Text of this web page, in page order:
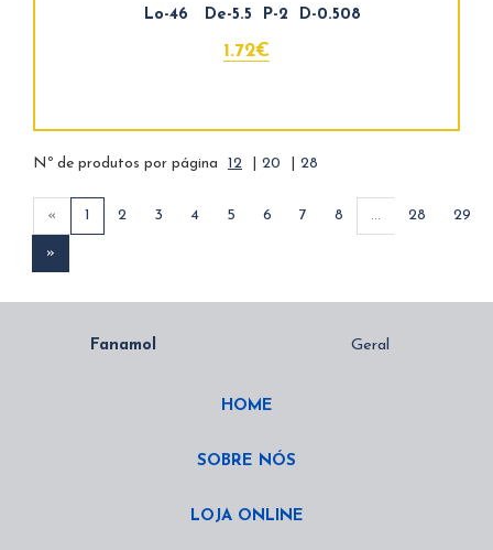
Lo-46 De-5.5 P-2 D-0.508
1.72€
Nº de produtos por página 12 20 28
« 1 2 3 4 5 6 7 8 ... 28 29
»
HOME
SOBRE NÓS
LOJA ONLINE